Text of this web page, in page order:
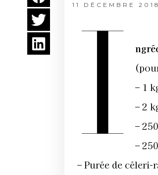
11 DÉCEMBRE 2018
I
– 1
–2
–
–
–Purée de céleri-